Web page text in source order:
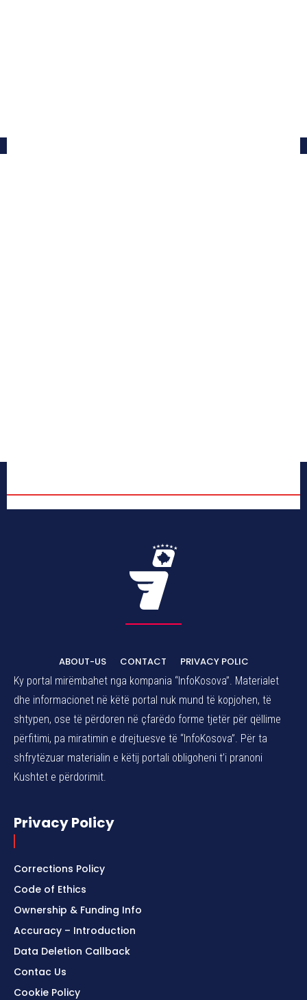
ABOUT-US CONTACT
PRIVACY POLIC
Ky portal mirëmbahet nga kompania “InfoKosova”. Materialet
dhe informacionet në këtë portal nuk mund të kopjohen, të
shtypen, ose të përdoren në çfarëdo forme tjetër për qëllime
përfitimi, pa miratimin e drejtuesve të “InfoKosova”. Për ta
shfrytëzuar materialin e këtij portali obligoheni t’i pranoni
Kushtet e përdorimit.
Privacy Policy
Corrections Policy
Code of Ethics
Ownership & Funding Info
Accuracy – Introduction
Data Deletion Callback
Contac Us
Cookie Policy